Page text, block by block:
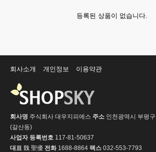
등록된 상품이 없습니다.
회사소개 개인정보 이용약관
회사명 주식회사 대우지피에스 주소 인천광역시 부평
(갈산동)
사업자 등록번호 117-81-50637
대표 魏 聖優 전화1688-8864 팩스 032-553-7793